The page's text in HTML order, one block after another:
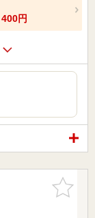
400円
お気に入
りに追加